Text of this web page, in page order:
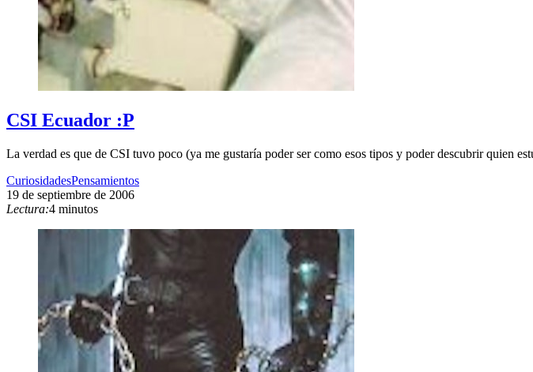
CSI Ecuador :P
La verdad es que de CSI tuvo poco (ya me gustaría poder ser como esos tipos y poder descubrir quien
CuriosidadesPensamientos
19 de septiembre de 2006
Lectura:4 minutos